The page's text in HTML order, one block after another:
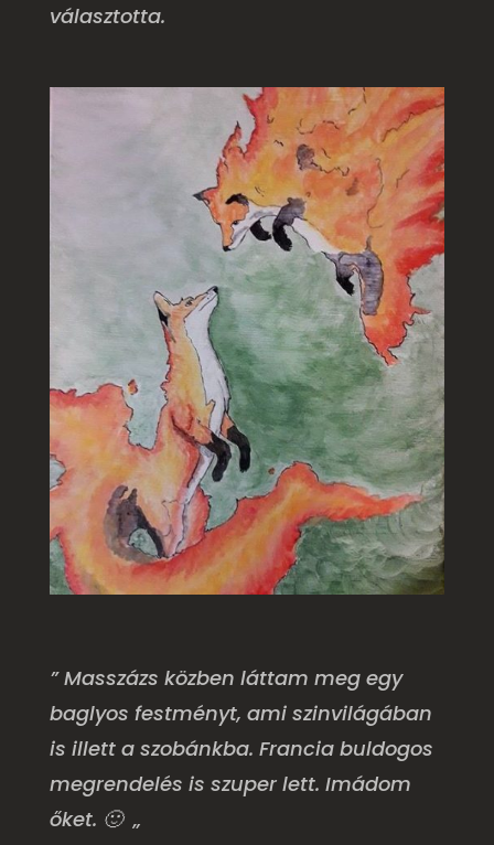
választotta.
” Masszázs közben láttam meg egy
baglyos festményt, ami szinvilágában
is illett a szobánkba. Francia buldogos
megrendelés is szuper lett. Imádom
őket. 🙂 „